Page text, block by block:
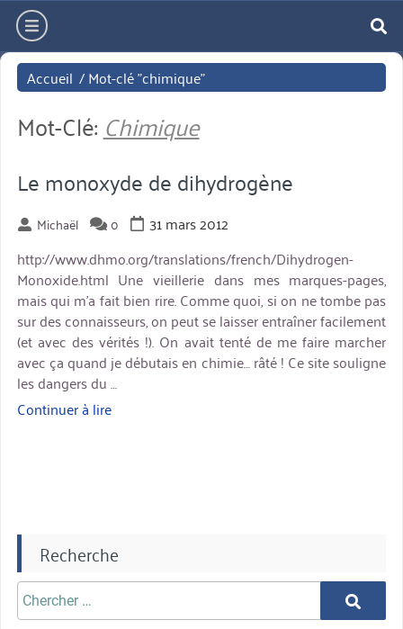
Aller
directement
au
contenu
hamburger
Accueil /Mot-clé "chimique"
Mot-Clé: Chimique
Le monoxyde de dihydrogène
Michaël 0
31 mars 2012
http://www.dhmo.org/translations/french/Dihydrogen-
Monoxide.html Une vieillerie dans mes marques-pages,
mais qui m'a fait bien rire. Comme quoi, si on ne tombe pas
sur des connaisseurs, on peut se laisser entraîner facilement
(et avec des vérités !). On avait tenté de me faire marcher
avec ça quand je débutais en chimie… râté ! Ce site souligne
les dangers du …
Continuer à lire« Le
Recherche
Chercher
aprè:
Chercher